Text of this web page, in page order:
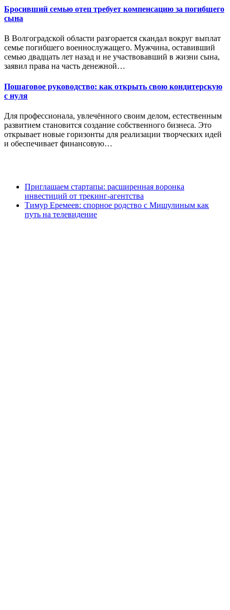
Бросивший семью отец требует компенсацию за погибшего
сына
В Волгоградской области разгорается скандал вокруг выплат
семье погибшего военнослужащего. Мужчина, оставивший
семью двадцать лет назад и не участвовавший в жизни сына,
заявил права на часть денежной…
Пошаговое руководство: как открыть свою кондитерскую
с нуля
Для профессионала, увлечённого своим делом, естественным
развитием становится создание собственного бизнеса. Это
открывает новые горизонты для реализации творческих идей
и обеспечивает финансовую…
Приглашаем стартапы: расширенная воронка
инвестиций от трекинг-агентства
Тимур Еремеев: спорное родство с Мишулиным как
путь на телевидение